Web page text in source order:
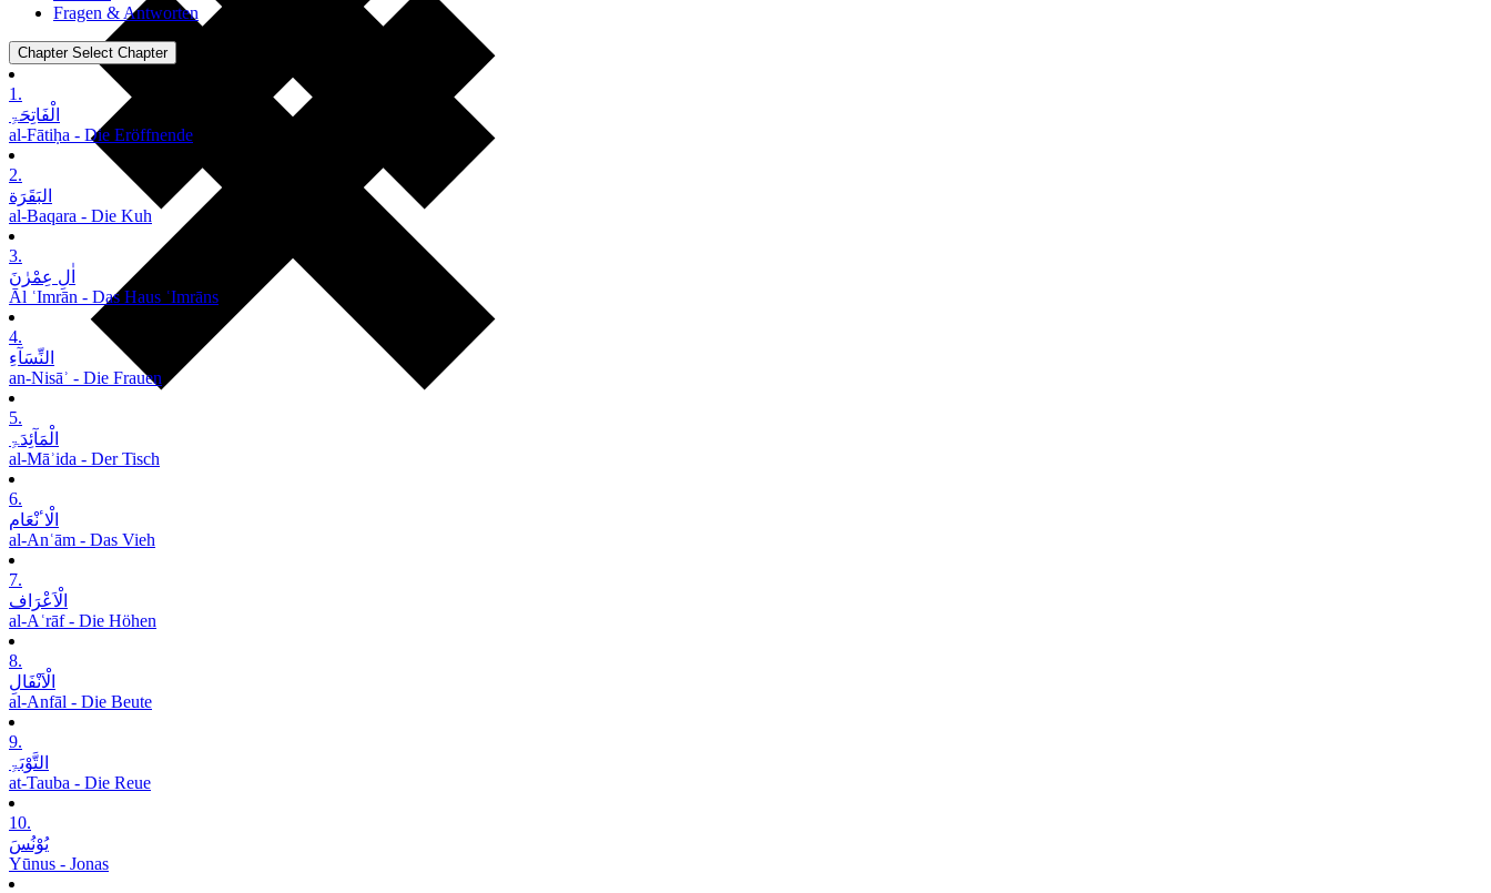
Fragen & Antworten
Chapter Select Chapter
1.
الْفَاتِحَۃِ
al-Fātiḥa - Die Eröffnende
2.
البَقَرَة
al-Baqara - Die Kuh
3.
اٰلِ عِمْرٰنَ
Āl ʿImrān - Das Haus ʿImrāns
4.
النِّسَآءِ
an-Nisāʾ - Die Frauen
5.
الْمَآئِدَۃِ
al-Māʾida - Der Tisch
6.
الْاٴنْعَام
al-Anʿām - Das Vieh
7.
الْاَعْرَاف
al-Aʿrāf - Die Höhen
8.
الْاَنْفَالِ
al-Anfāl - Die Beute
9.
التَّوْبَۃِ
at-Tauba - Die Reue
10.
یُوْنُسَ
Yūnus - Jonas